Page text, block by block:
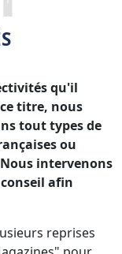
qu'il
ce titre, nous
tout types de
ou
intervenons
afin
reprises